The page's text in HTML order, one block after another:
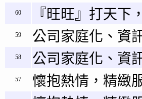
60 『旺旺』打天下
59 公司家庭化、資
58 公司家庭化、資
57 懷抱熱情，精緻